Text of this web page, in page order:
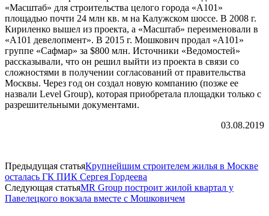
«Масштаб» для строительства целого города «А101»
площадью почти 24 млн кв. м на Калужском шоссе. В 2008 г.
Кириленко вышел из проекта, а «Масштаб» переименовали в
«А101 девелопмент». В 2015 г. Мошкович продал «А101»
группе «Сафмар» за $800 млн. Источники «Ведомостей»
рассказывали, что он решил выйти из проекта в связи со
сложностями в получении согласований от правительства
Москвы. Через год он создал новую компанию (позже ее
назвали Level Group), которая приобретала площадки только с
разрешительными документами.
03.08.2019
Предыдущая статьяКрупнейшим строителем жилья в Москве
осталась ГК ПИК Сергея Гордеева
Следующая статьяMR Group построит жилой квартал у
Павелецкого вокзала вместе с Мошковичем